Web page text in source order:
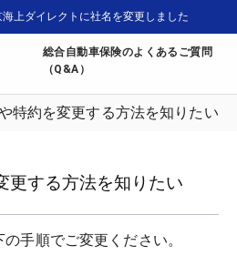
上ダイレクトに社名を変更しました
総合自動車保険のよくあるご質問
（Q&A）
特約を変更する方法を知りたい
更する方法を知りたい
手順でご変更ください。